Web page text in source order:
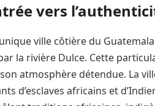
vers
ville côtière du
la rivière Dulce. Cette
atmosphère détendue. La
d’esclaves africains et